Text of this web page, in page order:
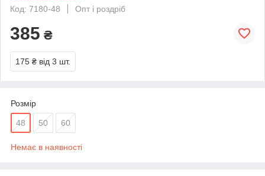
Код: 7180-48
Опт і роздріб
385 ₴
175 ₴ від 3 шт.
Розмір
48 50 60
Немає в наявності